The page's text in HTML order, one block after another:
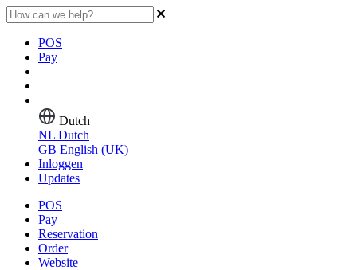
POS
Pay
Dutch
NL Dutch
GB English (UK)
Inloggen
Updates
POS
Pay
Reservation
Order
Website